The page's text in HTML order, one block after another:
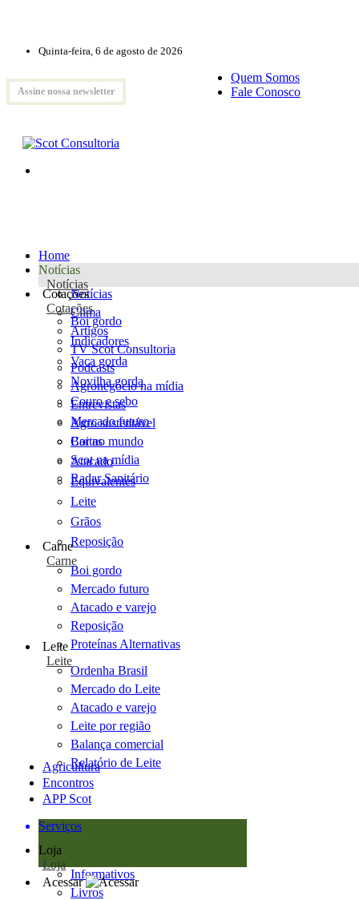
Quinta-feira, 6 de agosto de 2026
Assine nossa newsletter
Quem Somos
Fale Conosco
Home
Notícias
Notícias
Notícias
Clima
Artigos
TV Scot Consultoria
Podcasts
Agronegócio na mídia
Entrevistas
Agro sustentável
Cartas
Scot na mídia
Radar Sanitário
Cotações
Cotações
Boi gordo
Indicadores
Vaca gorda
Novilha gorda
Couro e sebo
Mercado futuro
Boi no mundo
Atacado
Equivalentes
Leite
Grãos
Reposição
Carne
Carne
Boi gordo
Mercado futuro
Atacado e varejo
Reposição
Proteínas Alternativas
Leite
Leite
Ordenha Brasil
Mercado do Leite
Atacado e varejo
Leite por região
Balança comercial
Relatório de Leite
Agricultura
Encontros
APP Scot
Serviços
Loja
Loja
Informativos
Livros
Acessar